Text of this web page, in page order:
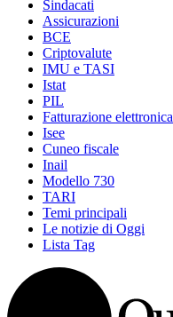
Sindacati
Assicurazioni
BCE
Criptovalute
IMU e TASI
Istat
PIL
Fatturazione elettronica
Isee
Cuneo fiscale
Inail
Modello 730
TARI
Temi principali
Le notizie di Oggi
Lista Tag